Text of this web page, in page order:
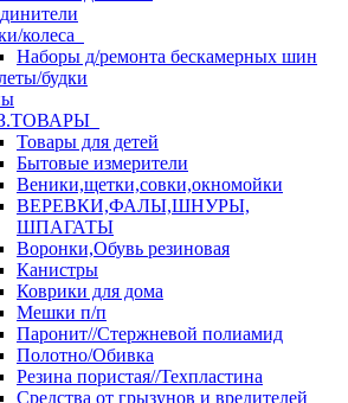
колеса
Наборы д/ремонта бескамерных шин
будки
Товары для детей
Бытовые измерители
Веники,щетки,совки,окномойки
ВЕРЕВКИ,ФАЛЫ,ШНУРЫ,
ШПАГАТЫ
Воронки,Обувь резиновая
Канистры
Коврики для дома
Мешки п/п
Паронит//Стержневой полиамид
Полотно/Обивка
Резина пористая//Техпластина
Средства от грызунов и вредителей